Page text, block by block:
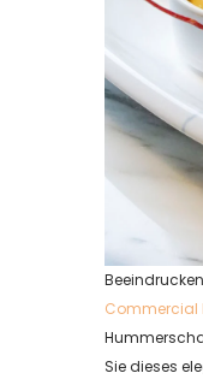
Commercial
Sie dieses